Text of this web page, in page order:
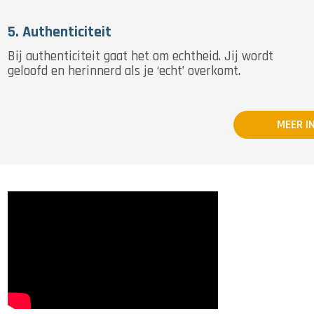
5. Authenticiteit
Bij authenticiteit gaat het om echtheid. Jij wordt
geloofd en herinnerd als je ‘echt’ overkomt.
MEER